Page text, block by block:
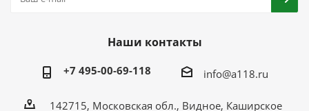
Наши контакты
+7 495-00-69-118 info@a118.ru
142715, Московская обл., Видное, Каширское